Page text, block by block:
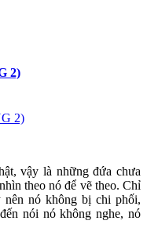
2)
vậy là những đứa chưa
theo nó để vẽ theo. Chỉ
nó không bị chi phối,
nói nó không nghe, nó